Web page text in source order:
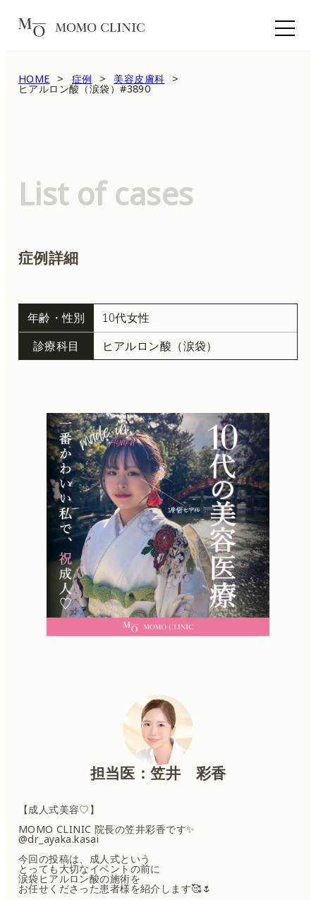
HOME 症例 美容皮膚科
ヒアルロン酸（涙袋）#3890
List of cases
症例詳細
年齢・性別
10代女性
診療科目
ヒアルロン酸（涙袋）
担当医：笠井 彩香
【成人式美容♡】
MOMO CLINIC 院長の笠井彩香です✨
@dr_ayaka.kasai
今回の投稿は、成人式という
とっても大切なイベントの前に
涙袋ヒアルロン酸の施術を
お任せくださった患者様を紹介します🥰🌷